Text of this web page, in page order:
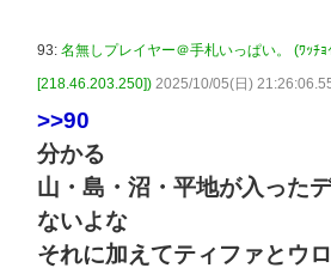
93: 名無しプレイヤー＠手札いっぱい。 (ﾜｯﾁ
[218.46.203.250]) 2025/10/05(日)
>>90
分かる
山・島・沼・平地が入った
ないよな
それに加えてティファとウ